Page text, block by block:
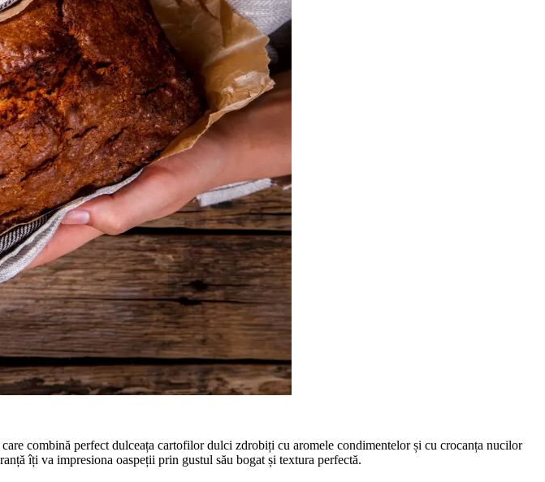
combină perfect dulceața cartofilor dulci zdrobiți cu aromele condimentelor și cu crocanța nucilor
îți va impresiona oaspeții prin gustul său bogat și textura perfectă.